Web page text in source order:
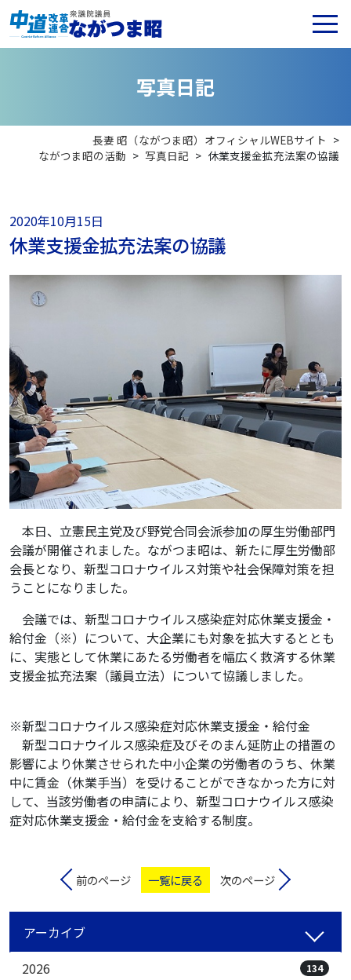
写真日記
長妻 昭（ながつま昭）オフィシャルWEBサイト >
ながつま昭の活動 > 写真日記 > 休業支援金拡充法案の協議
2020年10月15日
休業支援金拡充法案の協議
本日、立憲民主党及び野党合同会派参加の厚生労働部門
会議が開催されました。ながつま昭は、新たに厚生労働部
会長となり、新型コロナウイルス対策や社会保障対策を担
うことになりました。
会議では、新型コロナウイルス感染症対応休業支援金・
給付金（※）について、大企業にも対象を拡大するととも
に、実態として休業にあたる労働者を幅広く救済する休業
支援金拡充法案（議員立法）について協議しました。
※新型コロナウイルス感染症対応休業支援金・給付金
新型コロナウイルス感染症及びそのまん延防止の措置の
影響により休業させられた中小企業の労働者のうち、休業
中に賃金（休業手当）を受けることができなかった方に対
して、当該労働者の申請により、新型コロナウイルス感染
症対応休業支援金・給付金を支給する制度。
前のページ 一覧に戻る 次のページ
アーカイブ
2026
134